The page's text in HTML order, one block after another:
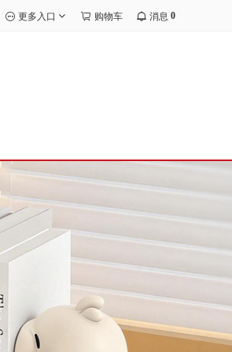
更多入口 购物车 消息 0